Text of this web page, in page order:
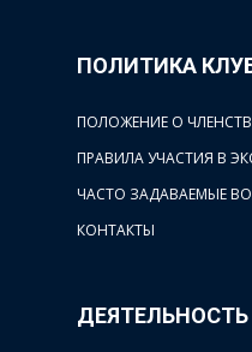
ПОЛИТИКА
ПОЛОЖЕНИЕ О
ПРАВИЛА УЧАСТИЯ В
ЧАСТО ЗАДАВАЕМЫЕ
КОНТАКТЫ
ДЕЯТЕЛЬНОСТЬ